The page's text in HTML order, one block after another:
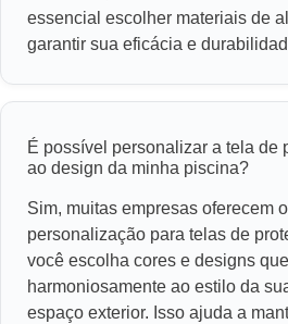
essencial escolher materiais de
garantir sua eficácia e
É possível personalizar a tela de
ao design da minha piscina?
Sim, muitas empresas oferecem
personalização para telas de
você escolha cores e designs
harmoniosamente ao estilo da
espaço exterior. Isso ajuda a